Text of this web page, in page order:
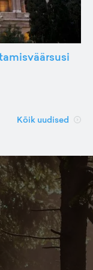
Kõik uudised